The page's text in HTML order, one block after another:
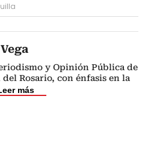
y Opinión Pública de
Rosario, con énfasis en la
más